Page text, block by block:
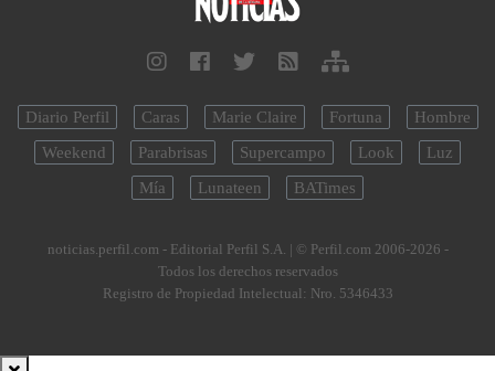
Diario Perfil Caras Marie Claire Fortuna
Hombre
Weekend
Parabrisas Supercampo Look
Luz
Mía
Lunateen BATimes
noticias.perfil.com - Editorial Perfil S.A. | © Perfil.com 2006-2026 -
Todos los derechos reservados
Registro de Propiedad Intelectual: Nro. 5346433